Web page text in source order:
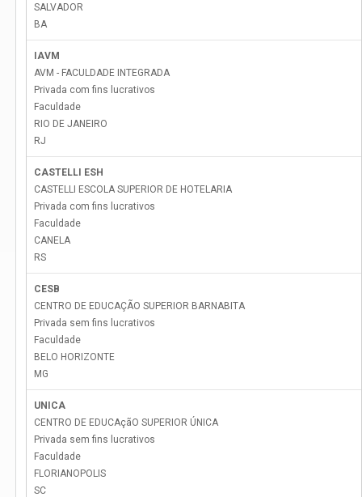
SALVADOR
BA
IAVM
AVM - FACULDADE INTEGRADA
Privada com fins lucrativos
Faculdade
RIO DE JANEIRO
RJ
CASTELLI ESH
CASTELLI ESCOLA SUPERIOR DE HOTELARIA
Privada com fins lucrativos
Faculdade
CANELA
RS
CESB
CENTRO DE EDUCAÇÃO SUPERIOR BARNABITA
Privada sem fins lucrativos
Faculdade
BELO HORIZONTE
MG
UNICA
CENTRO DE EDUCAçãO SUPERIOR ÚNICA
Privada sem fins lucrativos
Faculdade
FLORIANOPOLIS
SC